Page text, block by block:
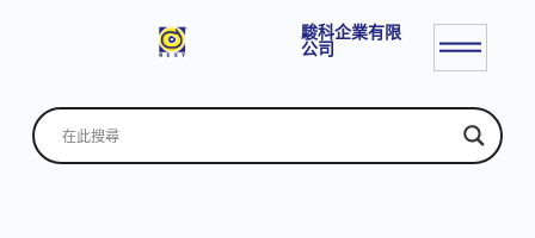
駿科企業有限
公司